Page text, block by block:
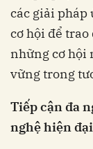
các giải pháp
cơ hội để trao
những cơ hội
vững trong
Tiếp cận đa
nghệ hiện đại